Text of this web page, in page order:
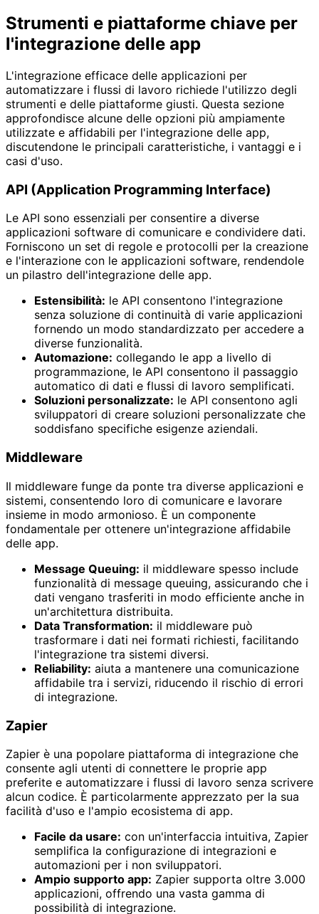
Strumenti e piattaforme chiave per
l'integrazione delle app
L'integrazione efficace delle applicazioni per
automatizzare i flussi di lavoro richiede l'utilizzo degli
strumenti e delle piattaforme giusti. Questa sezione
approfondisce alcune delle opzioni più ampiamente
utilizzate e affidabili per l'integrazione delle app,
discutendone le principali caratteristiche, i vantaggi e i
casi d'uso.
API (Application Programming Interface)
Le API sono essenziali per consentire a diverse
applicazioni software di comunicare e condividere dati.
Forniscono un set di regole e protocolli per la creazione
e l'interazione con le applicazioni software, rendendole
un pilastro dell'integrazione delle app.
Estensibilità: le API consentono l'integrazione
senza soluzione di continuità di varie applicazioni
fornendo un modo standardizzato per accedere a
diverse funzionalità.
Automazione: collegando le app a livello di
programmazione, le API consentono il passaggio
automatico di dati e flussi di lavoro semplificati.
Soluzioni personalizzate: le API consentono agli
sviluppatori di creare soluzioni personalizzate che
soddisfano specifiche esigenze aziendali.
Middleware
Il middleware funge da ponte tra diverse applicazioni e
sistemi, consentendo loro di comunicare e lavorare
insieme in modo armonioso. È un componente
fondamentale per ottenere un'integrazione affidabile
delle app.
Message Queuing: il middleware spesso include
funzionalità di message queuing, assicurando che i
dati vengano trasferiti in modo efficiente anche in
un'architettura distribuita.
Data Transformation: il middleware può
trasformare i dati nei formati richiesti, facilitando
l'integrazione tra sistemi diversi.
Reliability: aiuta a mantenere una comunicazione
affidabile tra i servizi, riducendo il rischio di errori
di integrazione.
Zapier
Zapier è una popolare piattaforma di integrazione che
consente agli utenti di connettere le proprie app
preferite e automatizzare i flussi di lavoro senza scrivere
alcun codice. È particolarmente apprezzato per la sua
facilità d'uso e l'ampio ecosistema di app.
Facile da usare: con un'interfaccia intuitiva, Zapier
semplifica la configurazione di integrazioni e
automazioni per i non sviluppatori.
Ampio supporto app: Zapier supporta oltre 3.000
applicazioni, offrendo una vasta gamma di
possibilità di integrazione.